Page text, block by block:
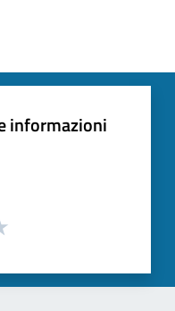
informazioni